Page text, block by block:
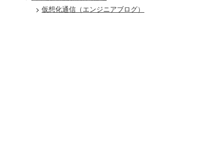
仮想化通信（エンジニアブログ）